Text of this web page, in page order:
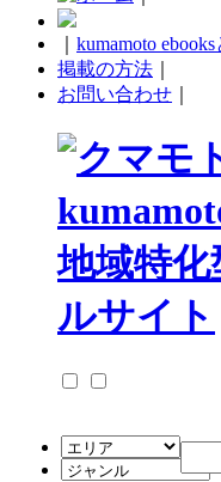
kumamoto
掲載の方法
お問い合わせ